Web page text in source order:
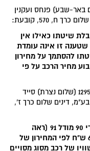
שחף בת"א 4658/96 (שלום באר-שבע) פנחס ועקנין
ח, 570, קובעת:
שיטתו כאילו אין
זו אינה עומדת
להסתמך על מחירון
מחיר הרכב על פי
ואלה דבריו של כב' השופט הווארי בת"א 1295/95 (שלום נצרת) סייד
דינים שלום כרך ז',
"במקרה שלפנינו לתובע היה רכב מסוג אודי 90 מודל 91 (ראה
נ/1),ששוויו בעת ביצוע הגניבה היה 63,000 ש"ח לפי המחירון של
של רכב מסוג מסויים